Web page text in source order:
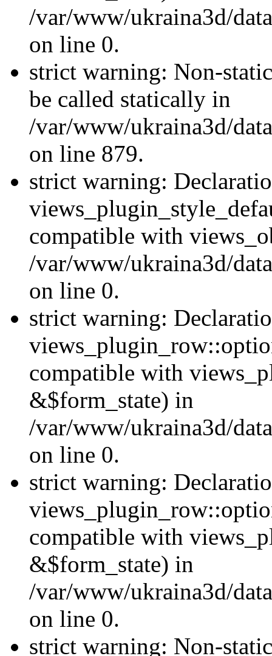
/var/www/ukraina3d/
on line 0.
strict warning: Non-
be called statically in
/var/www/ukraina3d/
on line 879.
strict warning:
compatible with
/var/www/ukraina3d/
on line 0.
strict warning:
compatible with
&$form_state) in
/var/www/ukraina3d/
on line 0.
strict warning:
compatible with
&$form_state) in
/var/www/ukraina3d/
on line 0.
strict warning: Non-